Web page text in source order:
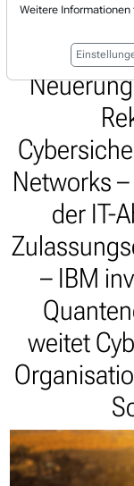
–
Networks
der IT-
– IBM
weitet
Weitere